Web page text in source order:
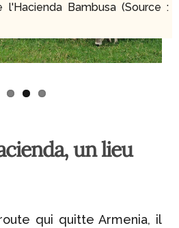
l'Hacienda Bambusa (Source :
un lieu
qui quitte Armenia, il